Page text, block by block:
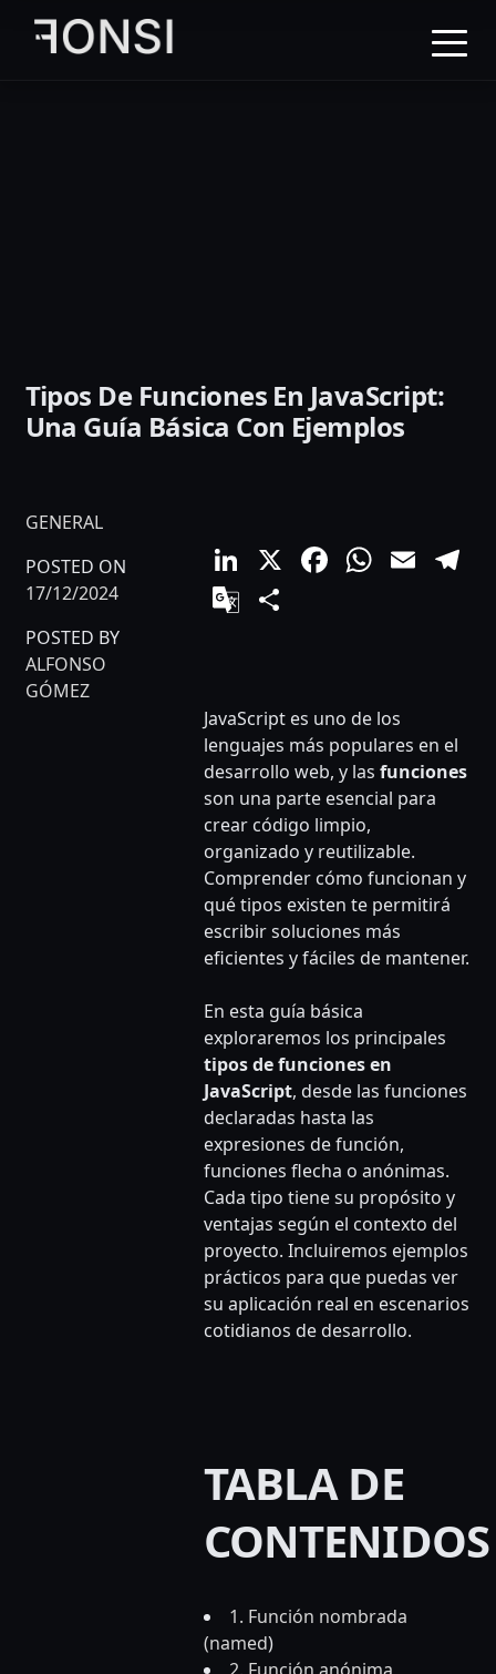
contenido
Tipos De Funciones En JavaScript:
Una Guía Básica Con Ejemplos
GENERAL
POSTED ON
17/12/2024
POSTED BY
ALFONSO
GÓMEZ
LinkedIn
X Facebook
Google
JavaScript es uno de los
lenguajes más populares en el
desarrollo web, y las funciones
son una parte esencial para
crear código limpio,
organizado y reutilizable.
Comprender cómo funcionan y
qué tipos existen te permitirá
escribir soluciones más
eficientes y fáciles de mantener.
En esta guía básica
exploraremos los principales
tipos de funciones en
JavaScript, desde las funciones
declaradas hasta las
expresiones de función,
funciones flecha o anónimas.
Cada tipo tiene su propósito y
ventajas según el contexto del
proyecto. Incluiremos ejemplos
prácticos para que puedas ver
su aplicación real en escenarios
cotidianos de desarrollo.
TABLA DE
CONTENIDOS
1. Función nombrada
(named)